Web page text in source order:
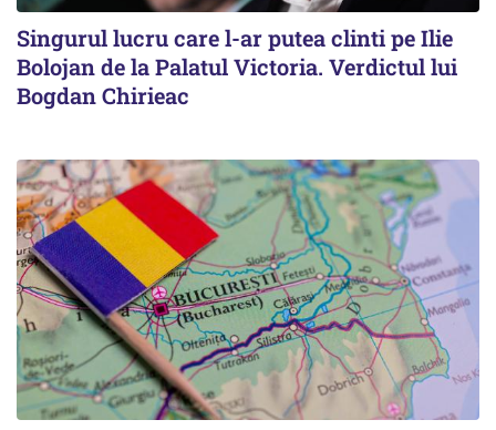
Singurul lucru care l-ar putea clinti pe Ilie
Bolojan de la Palatul Victoria. Verdictul lui
Bogdan Chirieac